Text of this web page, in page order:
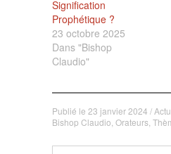
Signification
Prophétique ?
23 octobre 2025
Dans "Bishop
Claudio"
Publié le 23 janvier 2024 /
Bishop Claudio Orateurs